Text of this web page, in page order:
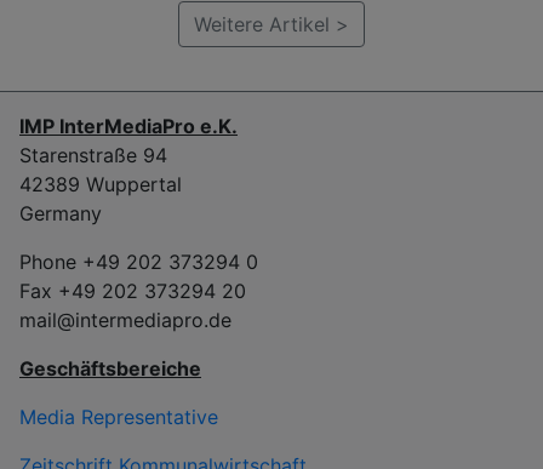
Weitere Artikel >
IMP InterMediaPro e.K.
Starenstraße 94
42389 Wuppertal
Germany
Phone +49 202 373294 0
Fax +49 202 373294 20
mail@intermediapro.de
Geschäftsbereiche
Media Representative